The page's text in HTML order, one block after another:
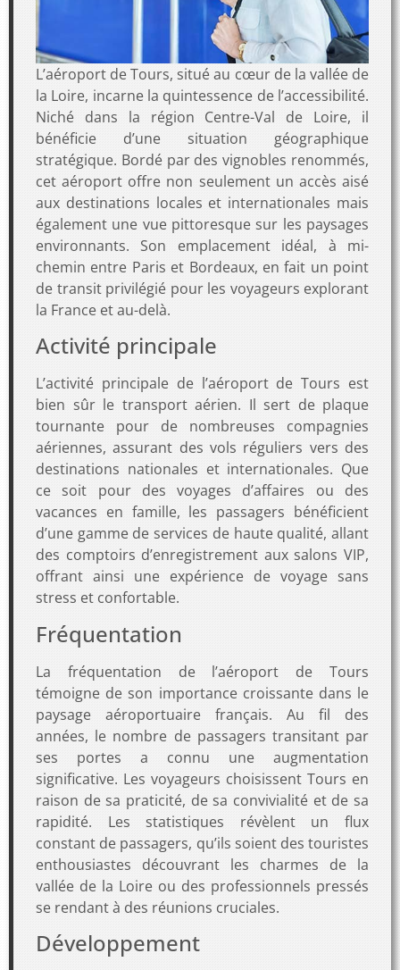
L’aéroport de Tours, situé au cœur de la vallée de
la Loire, incarne la quintessence de l’accessibilité.
Niché dans la région Centre-Val de Loire, il
bénéficie d’une situation géographique
stratégique. Bordé par des vignobles renommés,
cet aéroport offre non seulement un accès aisé
aux destinations locales et internationales mais
également une vue pittoresque sur les paysages
environnants. Son emplacement idéal, à mi-
chemin entre Paris et Bordeaux, en fait un point
de transit privilégié pour les voyageurs explorant
la France et au-delà.
Activité principale
L’activité principale de l’aéroport de Tours est
bien sûr le transport aérien. Il sert de plaque
tournante pour de nombreuses compagnies
aériennes, assurant des vols réguliers vers des
destinations nationales et internationales. Que
ce soit pour des voyages d’affaires ou des
vacances en famille, les passagers bénéficient
d’une gamme de services de haute qualité, allant
des comptoirs d’enregistrement aux salons VIP,
offrant ainsi une expérience de voyage sans
stress et confortable.
Fréquentation
La fréquentation de l’aéroport de Tours
témoigne de son importance croissante dans le
paysage aéroportuaire français. Au fil des
années, le nombre de passagers transitant par
ses portes a connu une augmentation
significative. Les voyageurs choisissent Tours en
raison de sa praticité, de sa convivialité et de sa
rapidité. Les statistiques révèlent un flux
constant de passagers, qu’ils soient des touristes
enthousiastes découvrant les charmes de la
vallée de la Loire ou des professionnels pressés
se rendant à des réunions cruciales.
Développement